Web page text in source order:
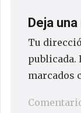
Deja
Tu
publicada.
marcados